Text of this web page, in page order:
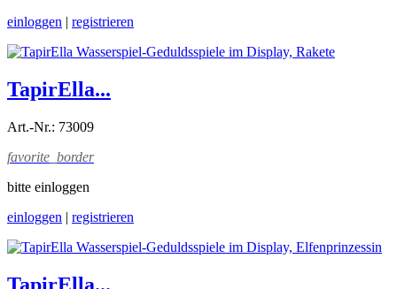
einloggen | registrieren
TapirElla...
Art.-Nr.: 73009
favorite_border
bitte einloggen
einloggen | registrieren
TapirElla...